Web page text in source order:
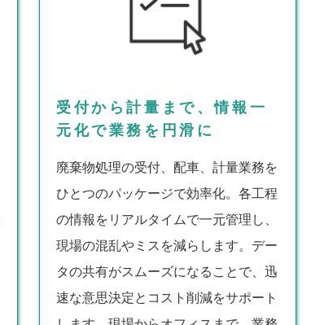
受付から計量まで、情報一
元化で業務を円滑に
廃棄物処理の受付、配車、計量業務を
ひとつのパッケージで効率化。各工程
の情報をリアルタイムで一元管理し、
現場の混乱やミスを減らします。デー
タの共有がスムーズになることで、迅
速な意思決定とコスト削減をサポート